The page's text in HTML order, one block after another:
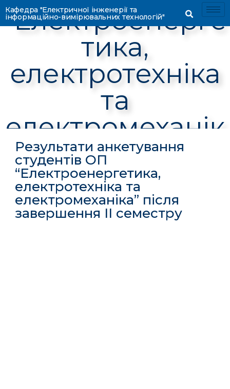
Кафедра "Електричної інженерії та
інформаційно-вимірювальних технологій"
“Електроенерге
тика,
електротехніка
та
електромеханік
а” після
завершення ІІ
семестру
Результати анкетування
студентів ОП
“Електроенергетика,
електротехніка та
електромеханіка” після
завершення ІІ семестру